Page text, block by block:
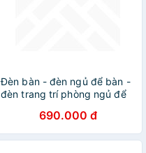
Đèn bàn - đèn ngủ để bàn -
đèn trang trí phòng ngủ để
690.000 đ